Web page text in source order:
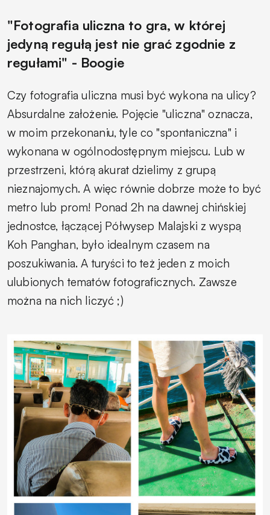
"Fotografia uliczna to gra, w której
jedyną regułą jest nie grać zgodnie z
regułami" - Boogie
Czy fotografia uliczna musi być wykona na ulicy?
Absurdalne założenie. Pojęcie "uliczna" oznacza,
w moim przekonaniu, tyle co "spontaniczna" i
wykonana w ogólnodostępnym miejscu. Lub w
przestrzeni, którą akurat dzielimy z grupą
nieznajomych. A więc równie dobrze może to być
metro lub prom! Ponad 2h na dawnej chińskiej
jednostce, łączącej Półwysep Malajski z wyspą
Koh Panghan, było idealnym czasem na
poszukiwania. A turyści to też jeden z moich
ulubionych tematów fotograficznych. Zawsze
można na nich liczyć ;)